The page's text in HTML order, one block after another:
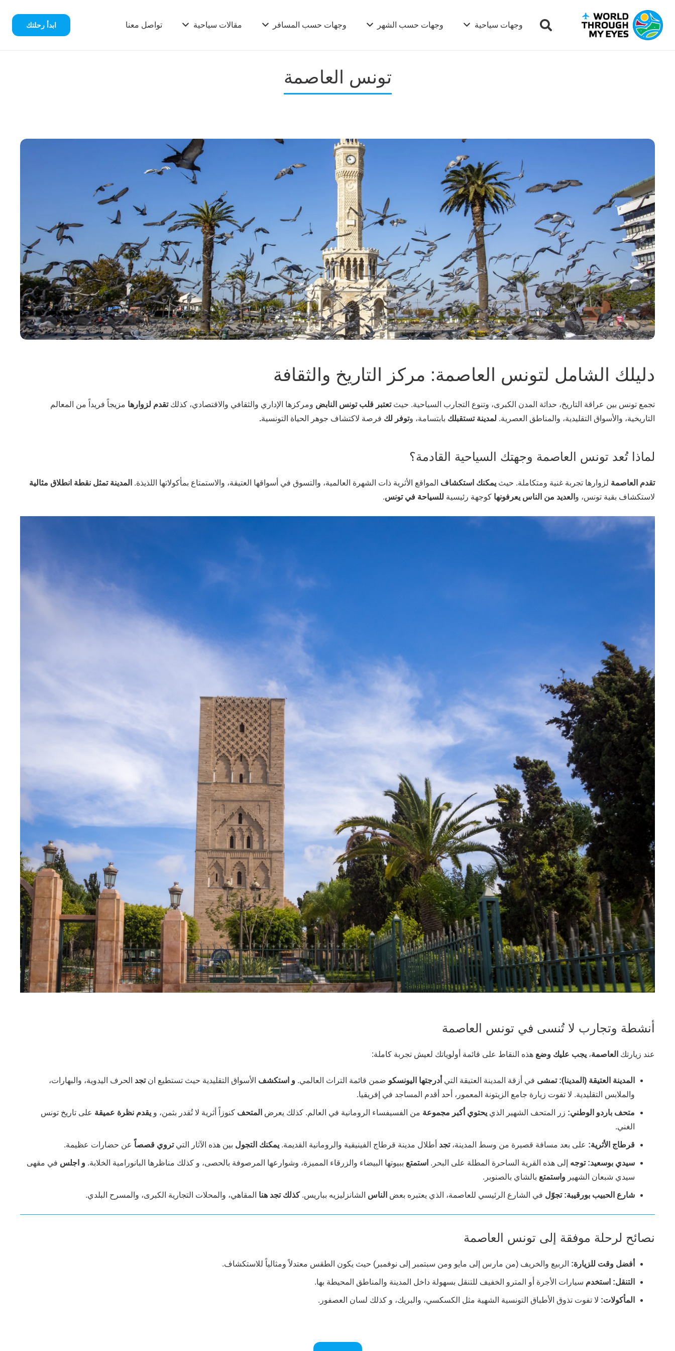
وجهات سياحية وجهات حسب الشهر وجهات حسب المسافر مقالات سياحية تواصل معنا ابدأ رحلتك
تونس العاصمة
دليلك الشامل لتونس العاصمة: مركز التاريخ والثقافة
تجمع تونس بين عراقة التاريخ، حداثة المدن الكبرى، وتنوع التجارب السياحية. حيثتعتبر قلب تونس النابض ومركزها الإداري والثقافي والاقتصادي، كذلكتقدم لزوارها مزيجاً فريداً من المعالم
التاريخية، والأسواق التقليدية، والمناطق العصرية. لمدينة تستقبلك بابتسامة، وتوفر لك فرصة لاكتشاف جوهر الحياة التونسية.
لماذا تُعد تونس العاصمة وجهتك السياحية القادمة؟
تقدم العاصمة لزوارها تجربة غنية ومتكاملة. حيث يمكنك استكشاف المواقع الأثرية ذات الشهرة العالمية، والتسوق في أسواقها العتيقة، والاستمتاع بمأكولاتها اللذيذة. المدينة تمثل نقطة انطلاق مثالية
لاستكشاف بقية تونس، و العديد من الناس يعرفونها كوجهة رئيسية للسياحة في تونس.
أنشطة وتجارب لا تُنسى في تونس العاصمة
عند زيارتك العاصمة، يجب عليك وضع هذه النقاط على قائمة أولوياتك لعيش تجربة كاملة:
المدينة العتيقة (المدينا): تمشى في أزقة المدينة العتيقة التي أدرجتها اليونسكو ضمن قائمة التراث العالمي. و استكشف الأسواق التقليدية حيث تستطيع انتجد الحرف اليدوية، والبهارات،
والملابس التقليدية. لا تفوت زيارة جامع الزيتونة المعمور، أحد أقدم المساجد في إفريقيا.
متحف باردو الوطني: زر المتحف الشهير الذي يحتوي أكبر مجموعة من الفسيفساء الرومانية في العالم. كذلك يعرض المتحف كنوزاً أثرية لا تُقدر بثمن، و يقدم نظرة عميقة على تاريخ تونس
الغني.
قرطاج الأثرية: على بعد مسافة قصيرة من وسط المدينة،تجد أطلال مدينة قرطاج الفينيقية والرومانية القديمة. يمكنك التجول بين هذه الآثار التيتروي قصصاً عن حضارات عظيمة.
سيدي بوسعيد: توجه إلى هذه القرية الساحرة المطلة على البحر. استمتع ببيوتها البيضاء والزرقاء المميزة، وشوارعها المرصوفة بالحصى، و كذلك مناظرها البانورامية الخلابة. و اجلس في مقهى
سيدي شبعان الشهير واستمتع بالشاي بالصنوبر.
شارع الحبيب بورقيبة: تجوّل في الشارع الرئيسي للعاصمة، الذي يعتبره بعض الناس الشانزليزيه بباريس.كذلك تجد هنا المقاهي، والمحلات التجارية الكبرى، والمسرح البلدي.
نصائح لرحلة موفقة إلى تونس العاصمة
أفضل وقت للزيارة: الربيع والخريف (من مارس إلى مايو ومن سبتمبر إلى نوفمبر) حيث يكون الطقس معتدلاً ومثالياً للاستكشاف.
التنقل: استخدم سيارات الأجرة أو المترو الخفيف للتنقل بسهولة داخل المدينة والمناطق المحيطة بها.
المأكولات: لا تفوت تذوق الأطباق التونسية الشهية مثل الكسكسي، والبريك، و كذلك لسان العصفور.